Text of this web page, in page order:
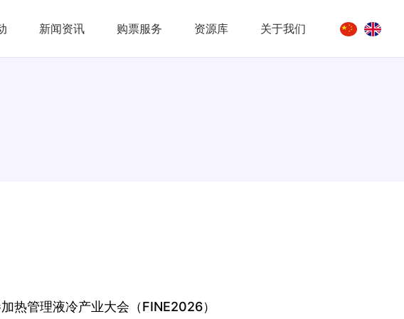
新闻资讯 购票服务 资源库 关于我们
热管理液冷产业大会（FINE2026）